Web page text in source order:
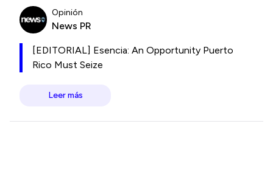
Opinión
News PR
[EDITORIAL] Esencia: An Opportunity Puerto
Rico Must Seize
Leer más